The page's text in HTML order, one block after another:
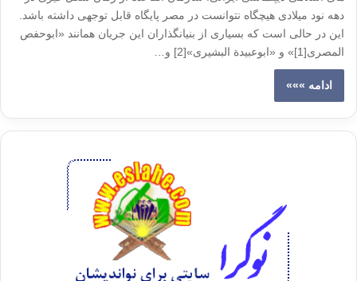
دهه نود میلادی هیچگاه نتوانست در مصر پایگاه قابل توجهی داشته باشد.
این در حالی است که بسیاری از بنیانگذاران این جریان همانند «ابوحفص
المصری[1]» و «ابوعبیدة البشیری»[2] و…
ادامه »»»